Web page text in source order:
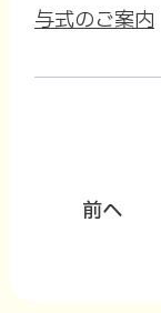
与式のご案内
前へ